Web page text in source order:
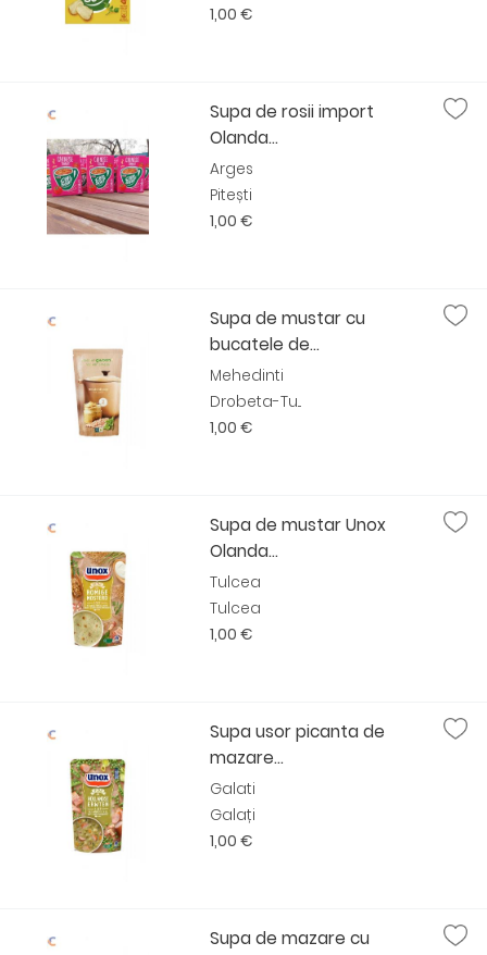
1,00 €
Supa de rosii import
Olanda...
Arges
Pitești
1,00 €
Supa de mustar cu
bucatele de...
Mehedinti
Drobeta-Tu...
1,00 €
Supa de mustar Unox
Olanda...
Tulcea
Tulcea
1,00 €
Supa usor picanta de
mazare...
Galati
Galați
1,00 €
Supa de mazare cu